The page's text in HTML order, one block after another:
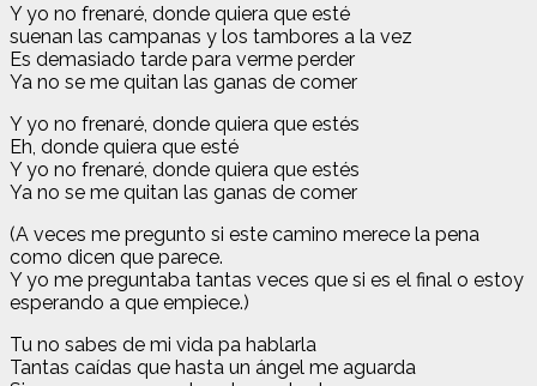
Y yo no frenaré, donde quiera que esté
suenan las campanas y los tambores a la vez
Es demasiado tarde para verme perder
Ya no se me quitan las ganas de comer
Y yo no frenaré, donde quiera que estés
Eh, donde quiera que esté
Y yo no frenaré, donde quiera que estés
Ya no se me quitan las ganas de comer
(A veces me pregunto si este camino merece la pena
como dicen que parece.
Y yo me preguntaba tantas veces que si es el final o estoy
esperando a que empiece.)
Tu no sabes de mi vida pa hablarla
Tantas caídas que hasta un ángel me aguarda